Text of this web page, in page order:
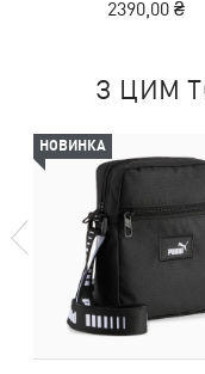
2390,00 ₴
З ЦИМ
НОВИНКА